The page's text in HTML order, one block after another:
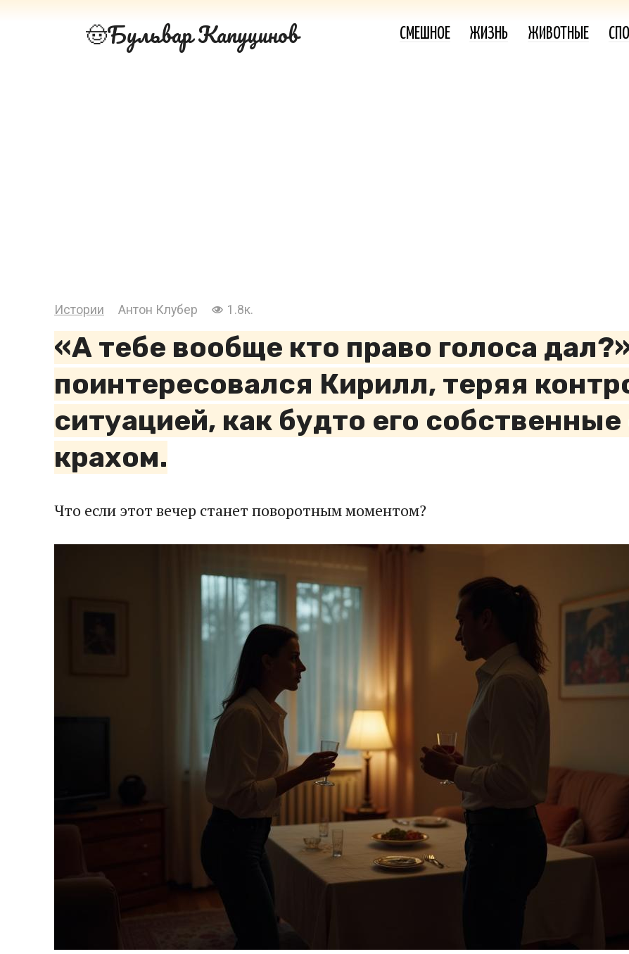
Бульвар Капуцинов СМЕШНОЕ ЖИЗНЬ ЖИВОТНЫЕ
Истории Антон Клубер 1.8к.
«А тебе вообще кто право голоса
поинтересовался Кирилл, теряя
ситуацией, как будто его собственные
крахом.
Что если этот вечер станет поворотным моментом?